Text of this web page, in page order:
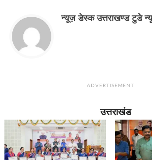
न्यूज़ डेस्क उत्तराखण्ड टुडे
ADVERTISEMENT
उत्तराखंड